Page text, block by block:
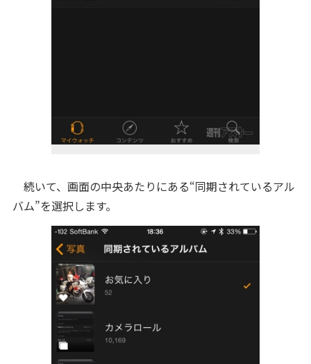
続いて、画面の中央あたりにある“同期されているアル
バム”を選択します。